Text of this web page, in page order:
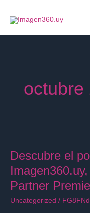
octubre
Descubre el
Partner
Uncategorized /
poder
del
Marketing
con
Imagen360.uy,